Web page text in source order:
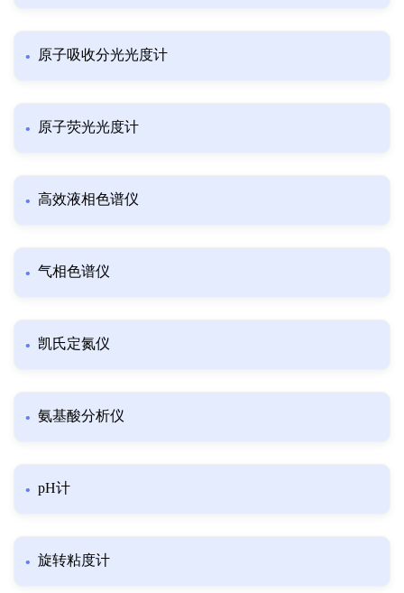
原子吸收分光光度计
原子荧光光度计
高效液相色谱仪
气相色谱仪
凯氏定氮仪
氨基酸分析仪
pH计
旋转粘度计